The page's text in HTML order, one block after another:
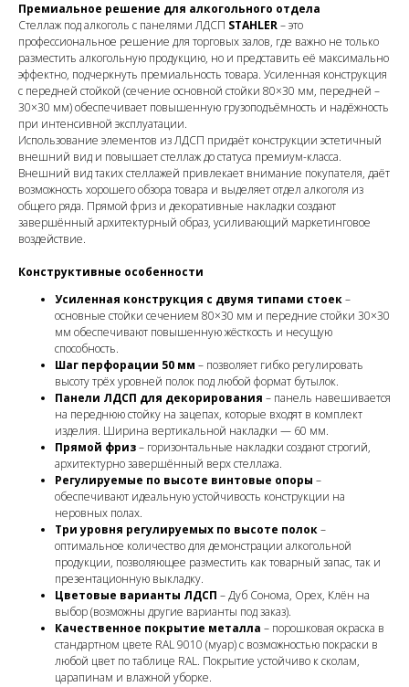
Премиальное решение для алкогольного отдела
Стеллаж под алкоголь с панелями ЛДСП STAHLER– это
профессиональное решение для торговых залов, где важно не только
разместить алкогольную продукцию, но и представить её максимально
эффектно, подчеркнуть премиальность товара. Усиленная конструкция
с передней стойкой (сечение основной стойки 80×30 мм, передней –
30×30 мм) обеспечивает повышенную грузоподъёмность и надёжность
при интенсивной эксплуатации.
Использование элементов из ЛДСП придаёт конструкции эстетичный
внешний вид и повышает стеллаж до статуса премиум-класса.
Внешний вид таких стеллажей привлекает внимание покупателя, даёт
возможность хорошего обзора товара и выделяет отдел алкоголя из
общего ряда. Прямой фриз и декоративные накладки создают
завершённый архитектурный образ, усиливающий маркетинговое
воздействие.
Конструктивные особенности
Усиленная конструкция с двумя типами стоек–
основные стойки сечением 80×30 мм и передние стойки 30×30
мм обеспечивают повышенную жёсткость и несущую
способность.
Шаг перфорации 50 мм – позволяет гибко регулировать
высоту трёх уровней полок под любой формат бутылок.
Панели ЛДСП для декорирования – панель навешивается
на переднюю стойку на зацепах, которые входят в комплект
изделия. Ширина вертикальной накладки — 60 мм.
Прямой фриз– горизонтальные накладки создают строгий,
архитектурно завершённый верх стеллажа.
Регулируемые по высоте винтовые опоры –
обеспечивают идеальную устойчивость конструкции на
неровных полах.
Три уровня регулируемых по высоте полок–
оптимальное количество для демонстрации алкогольной
продукции, позволяющее разместить как товарный запас, так и
презентационную выкладку.
Цветовые варианты ЛДСП – Дуб Сонома, Орех, Клён на
выбор (возможны другие варианты под заказ).
Качественное покрытие металла – порошковая окраска в
стандартном цвете RAL 9010 (муар) с возможностью покраски в
любой цвет по таблице RAL. Покрытие устойчиво к сколам,
царапинам и влажной уборке.